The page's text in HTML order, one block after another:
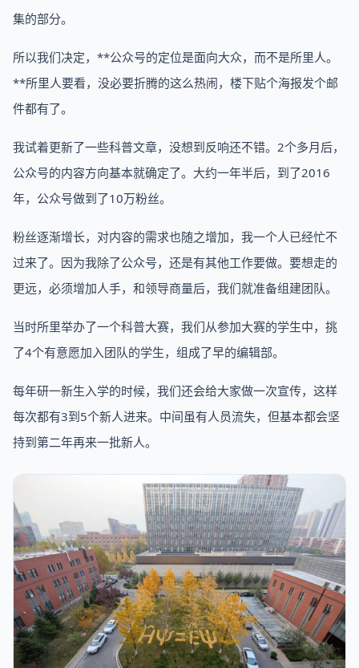
集的部分。
所以我们决定，**公众号的定位是面向大众，而不是所里人。
**所里人要看，没必要折腾的这么热闹，楼下贴个海报发个邮
件都有了。
我试着更新了一些科普文章，没想到反响还不错。2个多月后，
公众号的内容方向基本就确定了。大约一年半后，到了2016
年，公众号做到了10万粉丝。
粉丝逐渐增长，对内容的需求也随之增加，我一个人已经忙不
过来了。因为我除了公众号，还是有其他工作要做。要想走的
更远，必须增加人手，和领导商量后，我们就准备组建团队。
当时所里举办了一个科普大赛，我们从参加大赛的学生中，挑
了4个有意愿加入团队的学生，组成了早的编辑部。
每年研一新生入学的时候，我们还会给大家做一次宣传，这样
每次都有3到5个新人进来。中间虽有人员流失，但基本都会坚
持到第二年再来一批新人。